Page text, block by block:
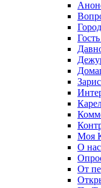
Моя
О нас
От